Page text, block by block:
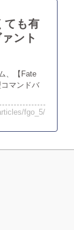
ても有
ント
、【Fate
マンドバ
fgo_5/